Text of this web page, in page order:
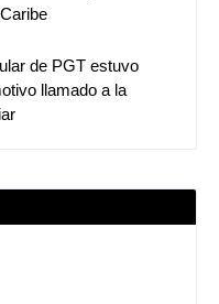
de PGT estuvo
llamado a la